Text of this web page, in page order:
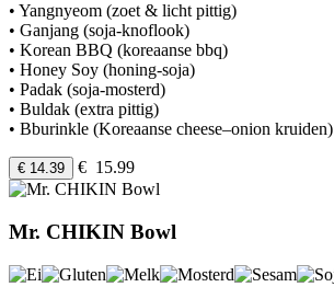
• Yangnyeom (zoet & licht pittig)
• Ganjang (soja-knoflook)
• Korean BBQ (koreaanse bbq)
• Honey Soy (honing-soja)
• Padak (soja-mosterd)
• Buldak (extra pittig)
• Bburinkle (Koreaanse cheese–onion kruiden)
€ 14.39 € 15.99
Mr. CHIKIN Bowl